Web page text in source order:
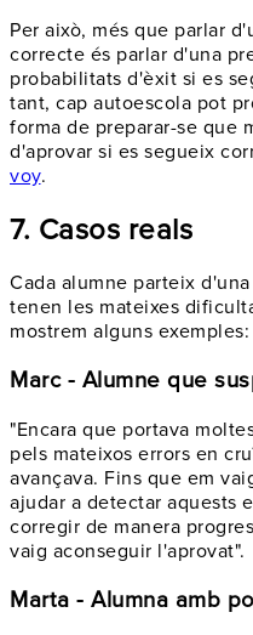
Per això, més que parlar
correcte és parlar d'una
probabilitats d'èxit si es
tant, cap autoescola pot
forma de preparar-se que
d'aprovar si es segueix
voy.
7. Casos reals
Cada alumne parteix
tenen les mateixes
mostrem alguns exemples:
Marc - Alumne que
"Encara que portava
pels mateixos errors en
avançava. Fins que em
ajudar a detectar aquests
corregir de manera
vaig aconseguir l'aprovat".
Marta - Alumna amb